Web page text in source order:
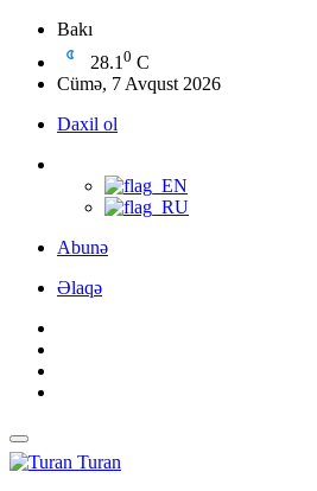
Bakı
28.1 0 C
Cümə, 7 Avqust 2026
Daxil ol
Abunə
Əlaqə
Turan